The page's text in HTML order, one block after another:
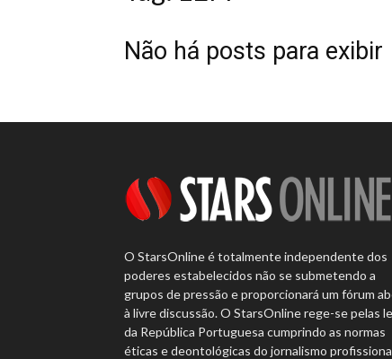
Não há posts para exibir
O StarsOnline é totalmente independente dos
poderes estabelecidos não se submetendo a
grupos de pressão e proporcionará um fórum
à livre discussão. O StarsOnline rege-se pelas
da República Portuguesa cumprindo as normas
éticas e deontológicas do jornalismo